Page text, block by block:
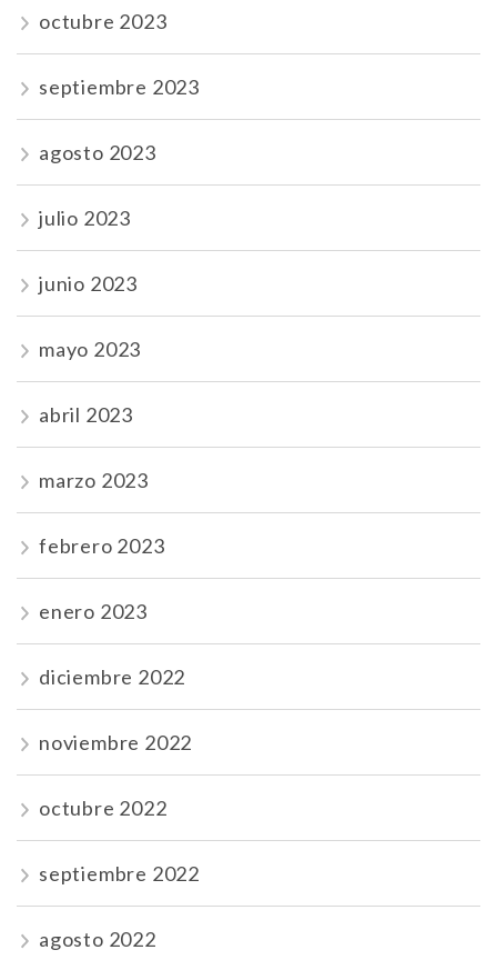
octubre 2023
septiembre 2023
agosto 2023
julio 2023
junio 2023
mayo 2023
abril 2023
marzo 2023
febrero 2023
enero 2023
diciembre 2022
noviembre 2022
octubre 2022
septiembre 2022
agosto 2022